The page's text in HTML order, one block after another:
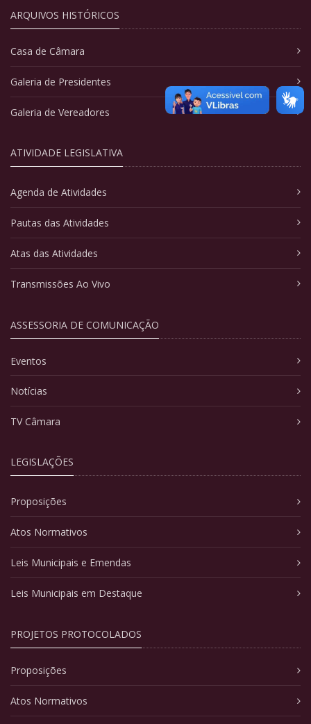
ARQUIVOS HISTÓRICOS
Casa de Câmara
Galeria de Presidentes
Galeria de Vereadores
ATIVIDADE LEGISLATIVA
Agenda de Atividades
Pautas das Atividades
Atas das Atividades
Transmissões Ao Vivo
ASSESSORIA DE COMUNICAÇÃO
Eventos
Notícias
TV Câmara
LEGISLAÇÕES
Proposições
Atos Normativos
Leis Municipais e Emendas
Leis Municipais em Destaque
PROJETOS PROTOCOLADOS
Proposições
Atos Normativos